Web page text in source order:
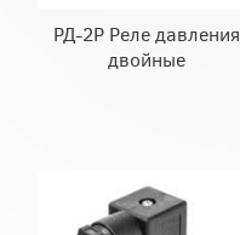
РД-2Р Реле давления
двойные